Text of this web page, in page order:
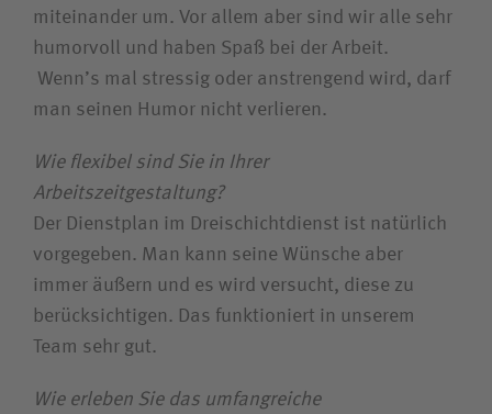
miteinander um. Vor allem aber sind wir alle sehr
humorvoll und haben Spaß bei der Arbeit.
Wenn’s mal stressig oder anstrengend wird, darf
man seinen Humor nicht verlieren.
Wie flexibel sind Sie in Ihrer
Arbeitszeitgestaltung?
Der Dienstplan im Dreischichtdienst ist natürlich
vorgegeben. Man kann seine Wünsche aber
immer äußern und es wird versucht, diese zu
berücksichtigen. Das funktioniert in unserem
Team sehr gut.
Wie erleben Sie das umfangreiche